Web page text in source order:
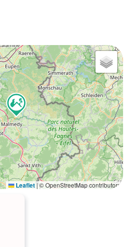
Leaflet | © OpenStreetMap contributors